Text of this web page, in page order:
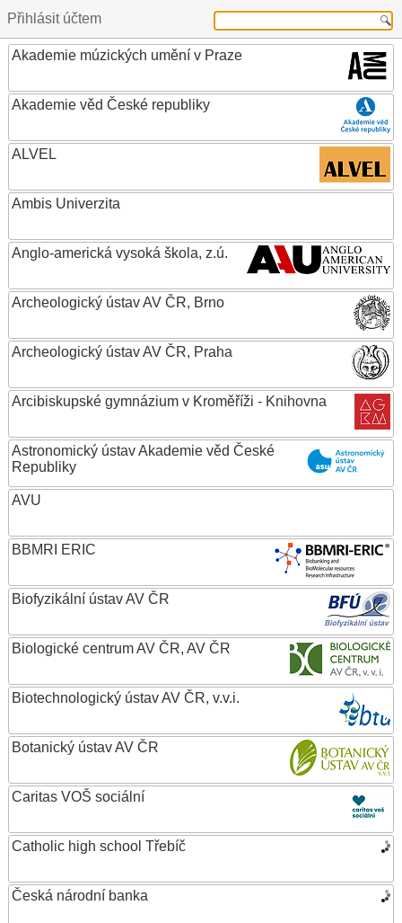
Přihlásit účtem
Akademie múzických umění v Praze
Akademie věd České republiky
ALVEL
Ambis Univerzita
Anglo-americká vysoká škola, z.ú.
Archeologický ústav AV ČR, Brno
Archeologický ústav AV ČR, Praha
Arcibiskupské gymnázium v Kroměříži - Knihovna
Astronomický ústav Akademie věd České
Republiky
AVU
BBMRI ERIC
Biofyzikální ústav AV ČR
Biologické centrum AV ČR, AV ČR
Biotechnologický ústav AV ČR, v.v.i.
Botanický ústav AV ČR
Caritas VOŠ sociální
Catholic high school Třebíč
Česká národní banka